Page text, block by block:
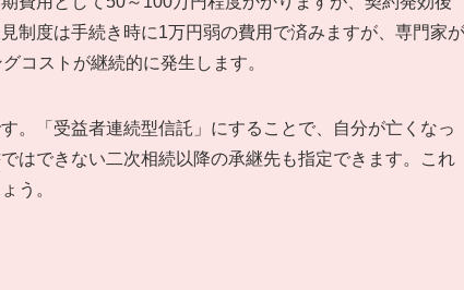
制度は手続き時に1万円弱の費用で済みますが、専門家が
コストが継続的に発生します。
。「受益者連続型信託」にすることで、自分が亡くなっ
はできない二次相続以降の承継先も指定できます。これ
う。